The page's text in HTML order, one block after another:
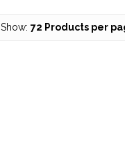
Show: 72 Products per